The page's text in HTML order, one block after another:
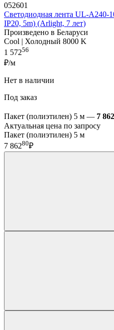
052601
Светодиодная лента UL-A240-
IP20, 5m) (Arlight, 7 лет)
Произведено в Беларуси
Cool | Холодный 8000 K
1 57256
₽/м
Нет в наличии
Под заказ
Пакет (полиэтилен) 5 м — 7 862
Актуальная цена по запросу
Пакет (полиэтилен) 5 м
7 86280₽